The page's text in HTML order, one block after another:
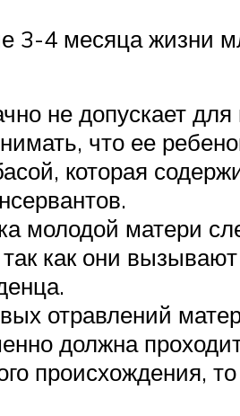
3-4 месяца жизни
не допускает
что ее
которая
молодой матери
так как они
отравлений
должна
происхождения,